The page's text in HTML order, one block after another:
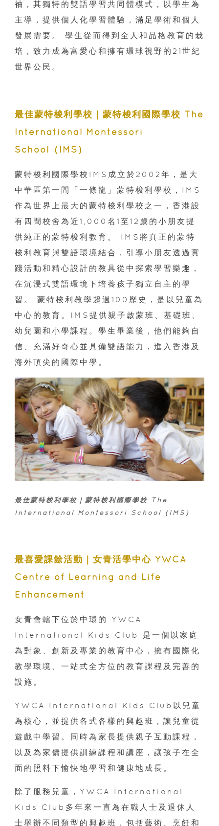
袖，其獨特的雙語學習共同體模式，以學生為
主導，提供個人化學習體驗，滿足學術和個人
發展需要。 學生從而得到全人和品格教育的栽
培，致力成為富愛心和擁有環球視野的21世紀
世界公民。
最佳蒙特梭利學校｜蒙特梭利國際學校 The
International Montessori
School（IMS）
蒙特梭利國際學校IMS成立於2002年，是大
中華區第一間「一條龍」蒙特梭利學校，IMS
作為世界上最大的蒙特梭利學校之一，香港設
有四間校舍為近1,000名1至12歲的小朋友提
供純正的蒙特梭利教育。 IMS將真正的蒙特
梭利教育與雙語環境結合，引導小朋友透過實
踐活動和精心設計的教具從中探索學習樂趣，
在沉浸式雙語環境下培養孩子獨立自主的學
習。 蒙特梭利教學超過100歷史，是以兒童為
中心的教育。IMS提供親子啟蒙班、基礎班、
幼兒園和小學課程。學生畢業後，他們能夠自
信、充滿好奇心並具備雙語能力，進入香港及
海外頂尖的國際中學。
最佳蒙特梭利學校｜蒙特梭利國際學校 The
International Montessori School（IMS）
最喜愛課餘活動｜女青活學中心 YWCA
Centre of Learning and Life
Enhancement
女青會轄下位於中環的 YWCA
International Kids Club 是一個以家庭
為對象、創新及專業的教育中心，擁有國際化
教學環境、一站式全方位的教育課程及完善的
設施。
YWCA International Kids Club以兒童
為核心，並提供各式各樣的興趣班，讓兒童從
遊戲中學習。同時為家長提供親子互動課程，
以及為家傭提供訓練課程和講座，讓孩子在全
面的照料下愉快地學習和健康地成長。
除了服務兒童，YWCA International
Kids Club多年來一直為在職人士及退休人
士舉辦不同類型的興趣班，包括藝術、烹飪和